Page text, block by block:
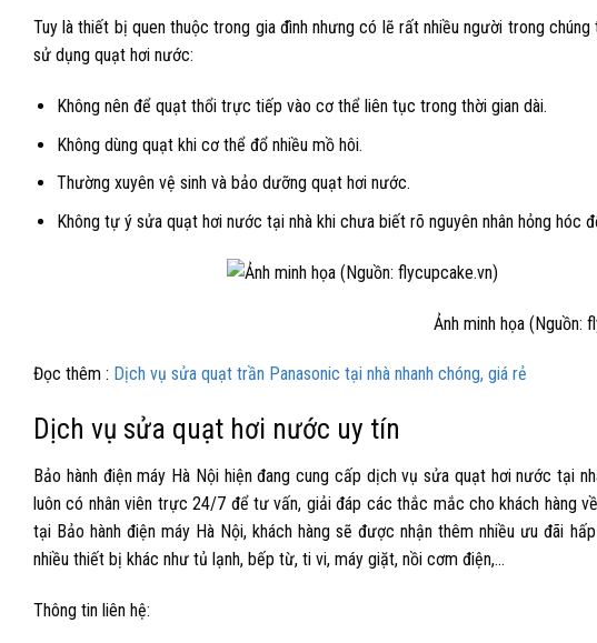
Tuy là thiết bị quen thuộc trong gia đình nhưng có lẽ rất nhiều người trong
sử dụng quạt hơi nước:
Không nên để quạt thổi trực tiếp vào cơ thể liên tục trong thời gian dài.
Không dùng quạt khi cơ thể đổ nhiều mồ hôi.
Thường xuyên vệ sinh và bảo dưỡng quạt hơi nước.
Không tự ý sửa quạt hơi nước tại nhà khi chưa biết rõ nguyên nhân hỏng hóc
Ảnh minh họa (Nguồn:
Đọc thêm : Dịch vụ sửa quạt trần Panasonic tại nhà nhanh chóng, giá rẻ
Dịch vụ sửa quạt hơi nước uy tín
Bảo hành điện máy Hà Nội hiện đang cung cấp dịch vụsửa quạt hơi nước tại
luôn có nhân viên trực 24/7 để tư vấn, giải đáp các thắc mắc cho khách hàng
tại Bảo hành điện máy Hà Nội, khách hàng sẽ được nhận thêm nhiều ưu đãi
nhiều thiết bị khác như tủ lạnh, bếp từ, ti vi, máy giặt, nồi cơm điện,…
Thông tin liên hệ: